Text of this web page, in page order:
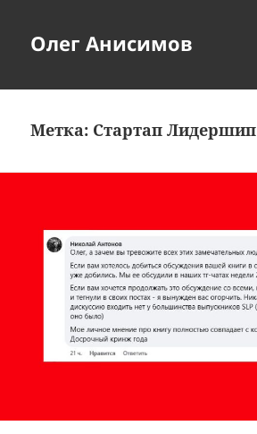
Олег Анисимов
Метка: Стартап Лидершип